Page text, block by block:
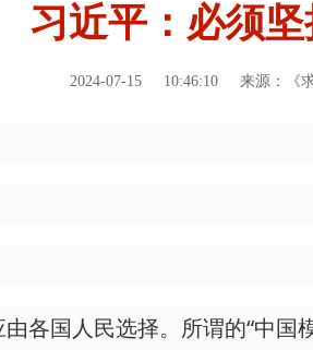
习近平：必须
2024-07-15 10:46:10 来源：《
各国人民选择。所谓的“中